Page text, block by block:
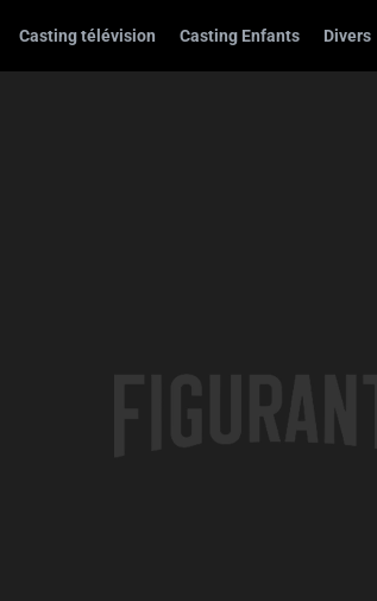
Casting télévision Casting Enfants Divers